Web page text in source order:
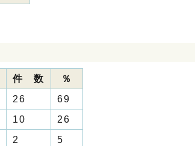
件 数
％
26
69
10
26
2
5